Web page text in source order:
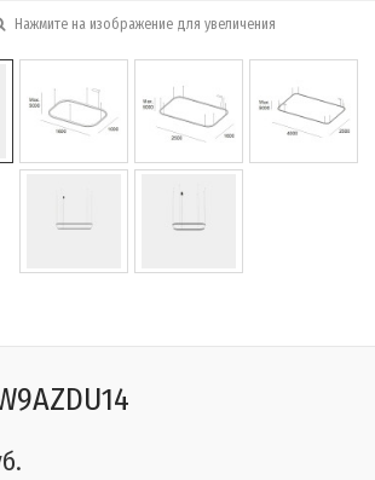
Нажмите на изображение для увеличения